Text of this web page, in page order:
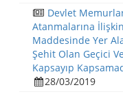
Devlet
Atanmalarına
Maddesinde Yer
Şehit Olan Geçici
Kapsayıp
28/03/2019